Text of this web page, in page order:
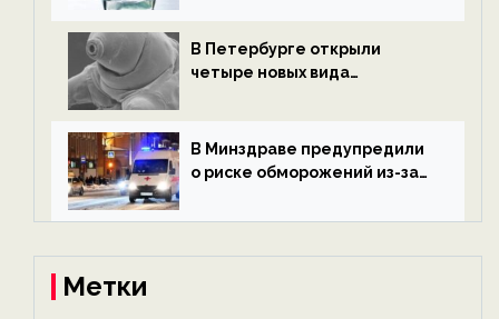
В Петербурге открыли
четыре новых вида
экологии на ECOportal
В Минздраве предупредили
о риске обморожений из-за
на ECOportal
Метки